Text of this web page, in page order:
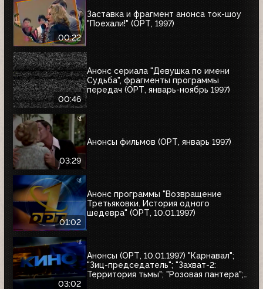
00:22
Заставка и фрагмент анонса ток-шоу
"Поехали!" (ОРТ, 1997)
00:46
Анонс сериала "Девушка по имени
Судьба", фрагменты программы
передач (ОРТ, январь-ноябрь 1997)
03:29
Анонсы фильмов (ОРТ, январь 1997)
01:02
Анонс программы "Возвращение
Третьяковки. История одного
шедевра" (ОРТ, 10.01.1997)
03:02
Анонсы (ОРТ, 10.01.1997) "Карнавал";
"Зиц-председатель"; "Захват-2:
Территория тьмы"; "Розовая пантера";